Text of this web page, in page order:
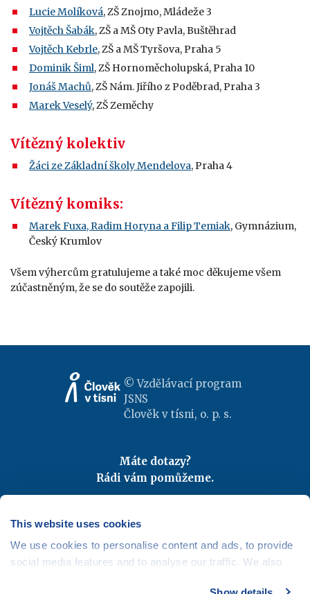
This website uses cookies
We use cookies to personalise content and ads, to provide
social media features and to analyse our traffic. We also
Lucie Molíková, ZŠ Znojmo, Mládeže 3
Vojtěch Šabák, ZŠ a MŠ Oty Pavla, Buštěhrad
Vojtěch Kebrle, ZŠ a MŠ Tyršova, Praha 5
Dominik Šiml, ZŠ Hornoměcholupská, Praha 10
Jonáš Machů, ZŠ Nám. Jiřího z Poděbrad, Praha 3
Marek Veselý, ZŠ Zeměchy
Vítězný kolektiv
Žáci ze Základní školy Mendelova, Praha 4
Vítězný komiks:
Marek Fuxa, Radim Horyna a Filip Temiak, Gymnázium,
Český Krumlov
Všem výhercům gratulujeme a také moc děkujeme všem
zúčastněným, že se do soutěže zapojili.
© Vzdělávací program
JSNS
Člověk v tísni, o. p. s.
Máte dotazy?
Rádi vám pomůžeme.
Odebírejte newslettery
Mapa webu |Kariéra
Osobní údaje|Cookies